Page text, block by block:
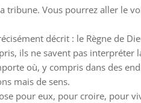
tribune. Vous pourrez aller le
décrit : le Règne de
ils ne savent pas interpréter
où, y compris dans des
mais de sens.
pour eux, pour croire, pour